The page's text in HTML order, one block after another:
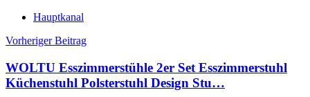
Hauptkanal
Beitragsnavigation
Vorheriger Beitrag
WOLTU Esszimmerstühle 2er Set Esszimmerstuhl
Küchenstuhl Polsterstuhl Design Stu…